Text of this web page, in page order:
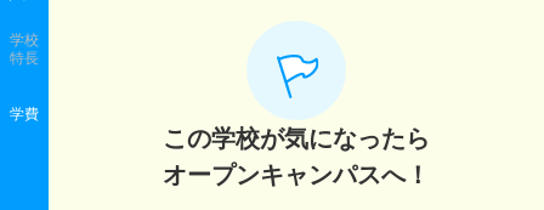
学校
特長
学費
この学校が気になったら
オープンキャンパスへ！